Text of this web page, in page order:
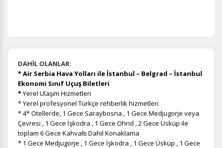
DAHİL OLANLAR:
* Air Serbia Hava Yolları ile İstanbul – Belgrad – İstanbul
Ekonomi Sınıf Uçuş Biletleri
*Yerel Ulaşım Hizmetleri
* Yerel profesyonel Türkçe rehberlik hizmetleri
* 4* Otellerde, 1 Gece Saraybosna , 1 Gece Medjugorje veya
Çevresi , 1 Gece İşkodra , 1 Gece Ohrid , 2 Gece Üsküp ile
toplam 6 Gece Kahvaltı Dahil Konaklama
* 1 Gece Medjugorje , 1 Gece İşkodra , 1 Gece Üsküp , 1 Gece